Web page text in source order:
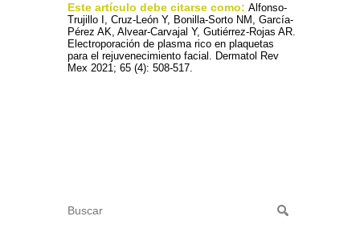
Este artículo debe citarse como: Alfonso-
Trujillo I, Cruz-León Y, Bonilla-Sorto NM, García-
Pérez AK, Alvear-Carvajal Y, Gutiérrez-Rojas AR.
Electroporación de plasma rico en plaquetas
para el rejuvenecimiento facial. Dermatol Rev
Mex 2021; 65 (4): 508-517.